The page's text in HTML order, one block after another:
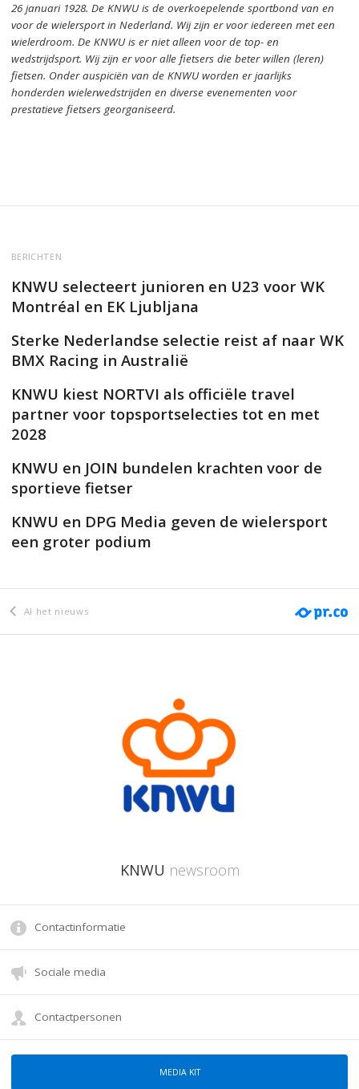
26 januari 1928.De KNWU is de overkoepelende sportbond van en
voor de wielersport in Nederland. Wij zijn er voor iedereen met een
wielerdroom.De KNWU is er niet alleen voor de top- en
wedstrijdsport. Wij zijn ervoor alle fietsers die beter willen (leren)
fietsen. Onder auspiciën van de KNWU worden er jaarlijks
honderden wielerwedstrijden en diverse evenementen voor
prestatieve fietsers georganiseerd.
BERICHTEN
KNWU selecteert junioren en U23 voor WK
Montréal en EK Ljubljana
Sterke Nederlandse selectie reist af naar WK
BMX Racing in Australië
KNWU kiest NORTVI als officiële travel
partner voor topsportselecties tot en met
2028
KNWU en JOIN bundelen krachten voor de
sportieve fietser
KNWU en DPG Media geven de wielersport
een groter podium
Al het nieuws
KNWU newsroom
Contactinformatie
Sociale media
Contactpersonen
MEDIA KIT